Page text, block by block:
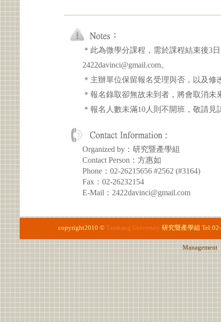
＊此為微學分課程，需於課程結束後3
2422davinci@gmail.com。
＊主辦單位保留報名受理與否，以及
＊報名錄取卻無故未到者，將會取消
＊報名人數未滿10人則不開班，敬請見
Organized by：研究暨產學組
Contact Person：方惠如
Phone：02-26215656 #2562 (#3164)
Fax：02-26232154
E-Mail：2422davinci@gmail.com
copyright2010 © Tamkang University 研究暨產學組
Management